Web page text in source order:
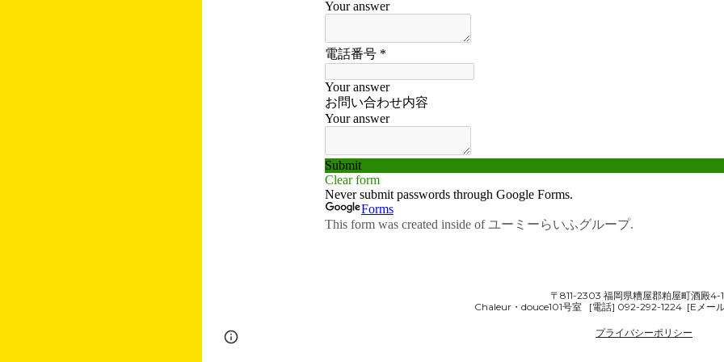
〒811-2303 福岡県糟屋郡粕屋町酒殿4-
Chaleur・douce101号室 [電話] 092-292-1224[Eメー
プライバシーポリシー